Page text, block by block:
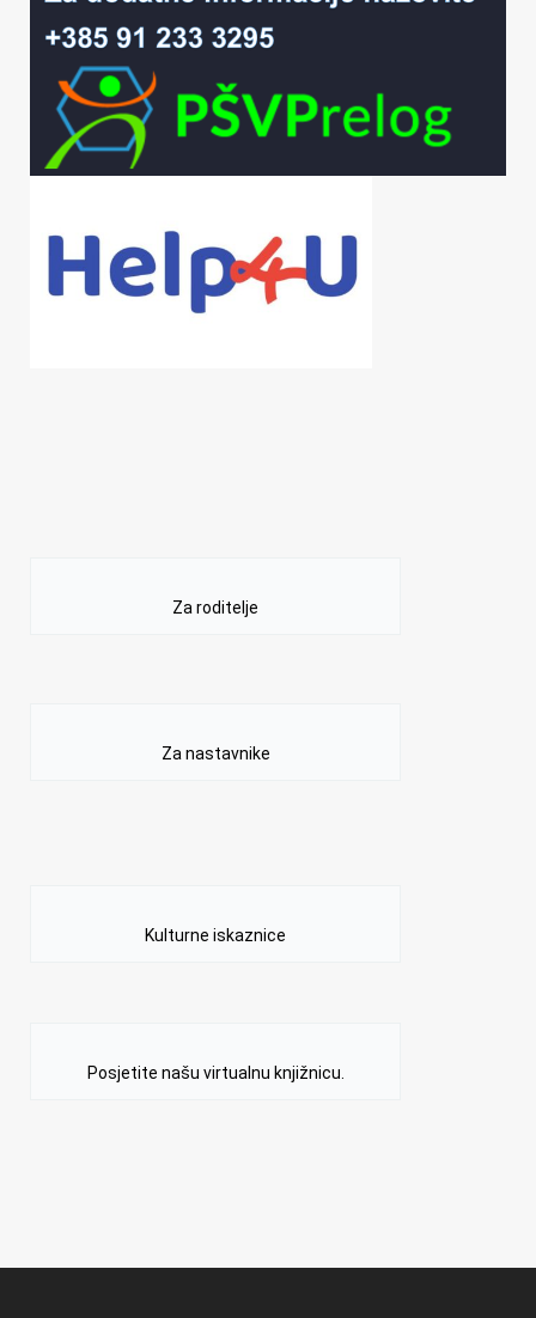
Za roditelje
Za nastavnike
Kulturne iskaznice
Posjetite našu virtualnu knjižnicu.